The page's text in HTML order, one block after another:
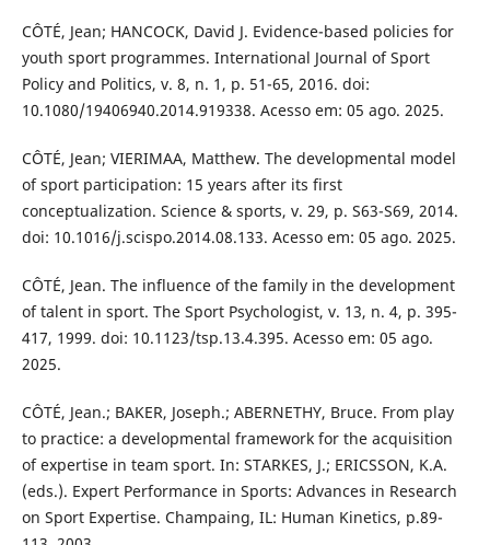
CÔTÉ, Jean; HANCOCK, David J. Evidence-based policies for
youth sport programmes. International Journal of Sport
Policy and Politics, v. 8, n. 1, p. 51-65, 2016. doi:
10.1080/19406940.2014.919338. Acesso em: 05 ago. 2025.
CÔTÉ, Jean; VIERIMAA, Matthew. The developmental model
of sport participation: 15 years after its first
conceptualization. Science & sports, v. 29, p. S63-S69, 2014.
doi: 10.1016/j.scispo.2014.08.133. Acesso em: 05 ago. 2025.
CÔTÉ, Jean. The influence of the family in the development
of talent in sport. The Sport Psychologist, v. 13, n. 4, p. 395-
417, 1999. doi: 10.1123/tsp.13.4.395. Acesso em: 05 ago.
2025.
CÔTÉ, Jean.; BAKER, Joseph.; ABERNETHY, Bruce. From play
to practice: a developmental framework for the acquisition
of expertise in team sport. In: STARKES, J.; ERICSSON, K.A.
(eds.). Expert Performance in Sports: Advances in Research
on Sport Expertise. Champaing, IL: Human Kinetics, p.89-